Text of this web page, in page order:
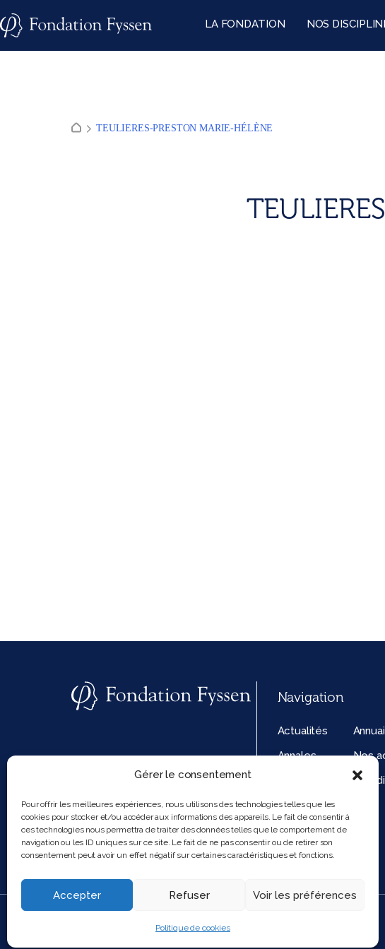
Gérer le consentement
Pour offrir les meilleures expériences, nous utilisons des technologies telles que les
cookies pour stocker et/ou accéder aux informations des appareils. Le fait de consentir à
ces technologies nous permettra de traiter des données telles que le comportement de
navigation ou les ID uniques sur ce site. Le fait de ne pas consentir ou de retirer son
consentement peut avoir un effet négatif sur certaines caractéristiques et fonctions.
Accepter Refuser Voir les préférences
Politique de cookies
to
LA FONDATION NOS
TEULIERES-PRESTON MARIE-HÉLÈNE
Navigation
Actualités
Annales
Nos
Nos
Politique de
cookies (UE)